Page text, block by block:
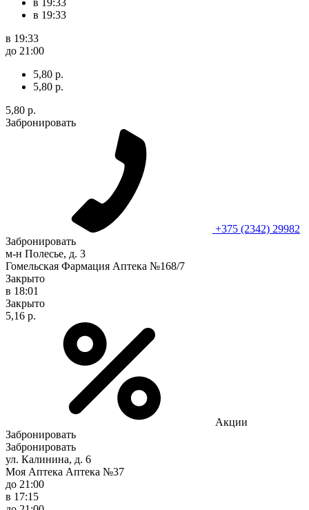
в 19:33
в 19:33
до 21:00
5,80 р.
5,80 р.
5,80 р.
Забронировать
+375 (2342) 29982
Забронировать
м-н Полесье, д. 3
Гомельская Фармация Аптека №168/7
Закрыто
в 18:01
Закрыто
5,16 р.
Акции
Забронировать
Забронировать
ул. Калинина, д. 6
Моя Аптека Аптека №37
до 21:00
в 17:15